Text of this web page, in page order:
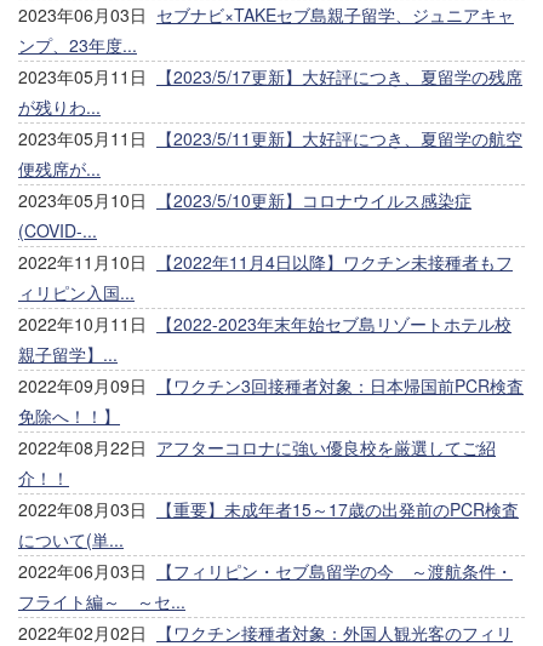
2023年06月03日 セブナビ×TAKEセブ島親子留学、ジュニアキャ
ンプ、23年度...
2023年05月11日
【2023/5/17更新】大好評につき、夏留学の残席
が残りわ...
2023年05月11日
【2023/5/11更新】大好評につき、夏留学の航空
便残席が...
2023年05月10日
【2023/5/10更新】コロナウイルス感染症
(COVID-...
2022年11月10日
【2022年11月4日以降】ワクチン未接種者もフ
ィリピン入国...
2022年10月11日
【2022-2023年末年始セブ島リゾートホテル校
親子留学】...
2022年09月09日
【ワクチン3回接種者対象：日本帰国前PCR検査
免除へ！！】
2022年08月22日 アフターコロナに強い優良校を厳選してご紹
介！！
2022年08月03日
【重要】未成年者15～17歳の出発前のPCR検査
について(単...
2022年06月03日
【フィリピン・セブ島留学の今 ～渡航条件・
フライト編～ ～セ...
2022年02月02日
【ワクチン接種者対象：外国人観光客のフィリ